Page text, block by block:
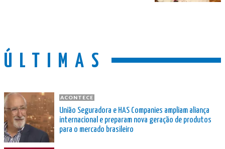
ÚLTIMAS
ACONTECE
União Seguradora e HAS Companies ampliam aliança
internacional e preparam nova geração de produtos
para o mercado brasileiro